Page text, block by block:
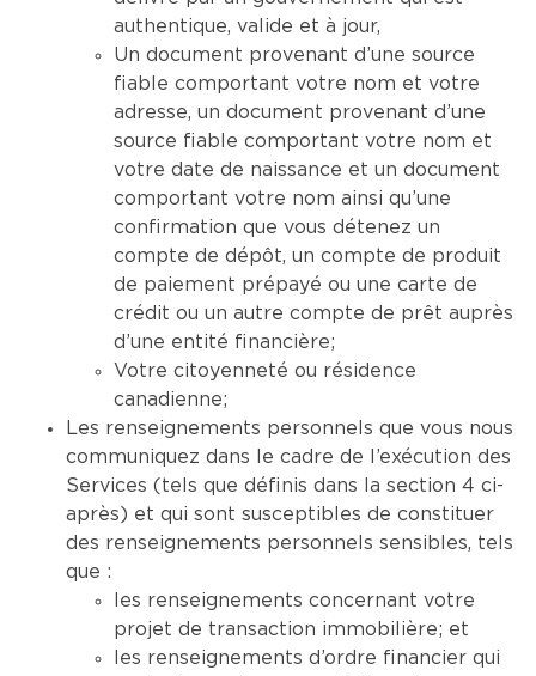
authentique, valide et à jour,
Un document provenant d’une source
fiable comportant votre nom et votre
adresse, un document provenant d’une
source fiable comportant votre nom et
votre date de naissance et un document
comportant votre nom ainsi qu’une
confirmation que vous détenez un
compte de dépôt, un compte de produit
de paiement prépayé ou une carte de
crédit ou un autre compte de prêt auprès
d’une entité financière;
Votre citoyenneté ou résidence
canadienne;
Les renseignements personnels que vous nous
communiquez dans le cadre de l’exécution des
Services (tels que définis dans la section 4 ci-
après) et qui sont susceptibles de constituer
des renseignements personnels sensibles, tels
que :
les renseignements concernant votre
projet de transaction immobilière; et
les renseignements d’ordre financier qui